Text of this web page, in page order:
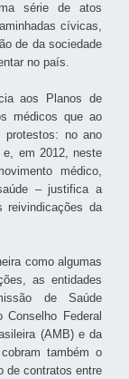
série de atos
cívicas,
de da sociedade
no país.
aos Planos de
médicos que ao
protestos: no ano
em 2012, neste
médico,
– justifica a
reivindicações da
como algumas
as entidades
de Saúde
Conselho Federal
(AMB) e da
também o
de contratos entre